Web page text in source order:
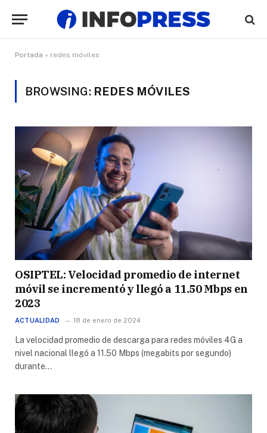
Portada » redes móviles
BROWSING: REDES MÓVILES
OSIPTEL: Velocidad promedio de internet
móvil se incrementó y llegó a 11.50 Mbps en
2023
ACTUALIDAD 18 de enero de 2024
La velocidad promedio de descarga para redes móviles 4G a
nivel nacional llegó a 11.50 Mbps (megabits por segundo)
durante…